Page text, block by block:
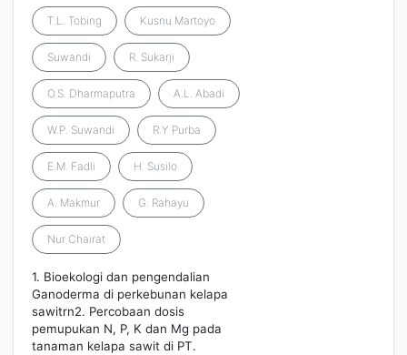
T.L. Tobing Kusnu Martoyo
Suwandi R. Sukarji
O.S. Dharmaputra A.L. Abadi
W.P. Suwandi R.Y Purba
E.M. Fadli H. Susilo
A. Makmur G. Rahayu
Nur Chairat
1. Bioekologi dan pengendalian
Ganoderma di perkebunan kelapa
sawitrn2. Percobaan dosis
pemupukan N, P, K dan Mg pada
tanaman kelapa sawit di PT.